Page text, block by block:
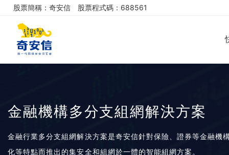
股票簡稱：奇安信 股票程式碼：688561
金融機構多分支組網解決方案
金融行業多分支組網解決方案是奇安信針對保險、證券等金融機
化等特點而推出的集安全和組網於一體的智能組網方案。